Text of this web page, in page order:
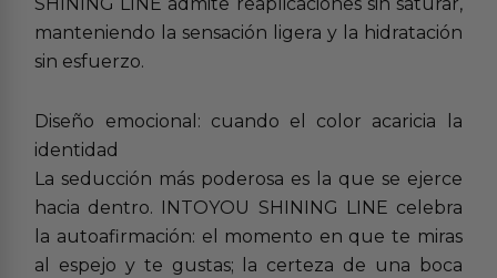
SHINING LINE admite reaplicaciones sin saturar,
manteniendo la sensación ligera y la hidratación
sin esfuerzo.
Diseño emocional: cuando el color acaricia la
identidad
La seducción más poderosa es la que se ejerce
hacia dentro. INTOYOU SHINING LINE celebra
la autoafirmación: el momento en que te miras
al espejo y te gustas; la certeza de una boca